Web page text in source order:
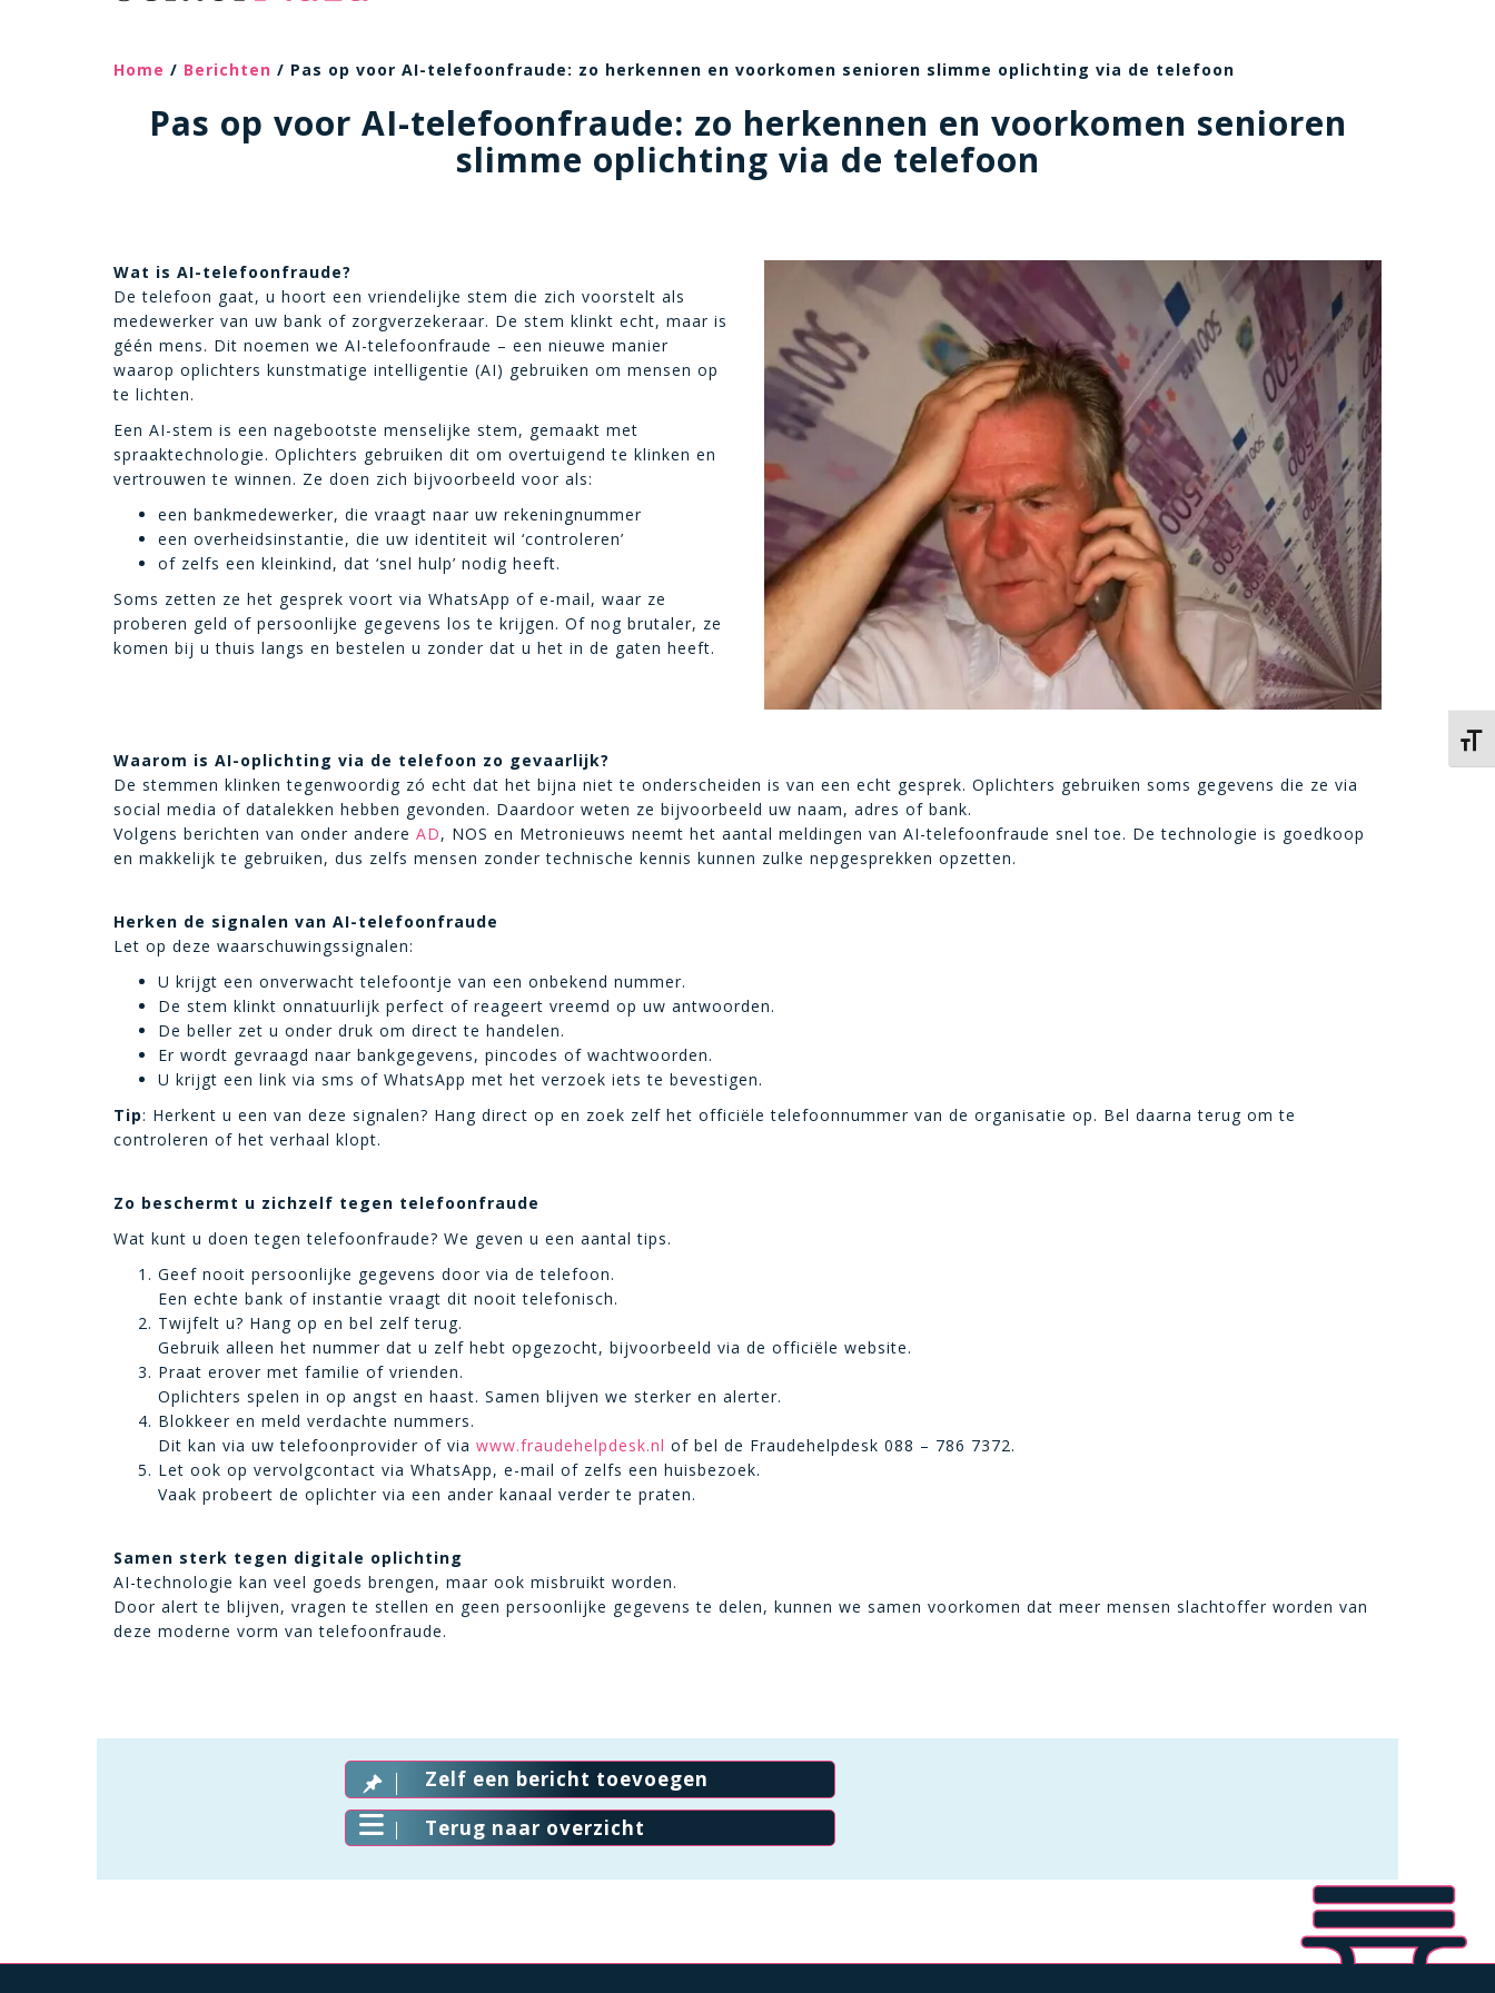
Home / Berichten / Pas op voor AI-telefoonfraude: zo herkennen en voorkomen senioren slimme oplichting via de telefoon
Pas op voor AI-telefoonfraude: zo herkennen en voorkomen senioren
slimme oplichting via de telefoon
Wat is AI-telefoonfraude?
De telefoon gaat, u hoort een vriendelijke stem die zich voorstelt als
medewerker van uw bank of zorgverzekeraar. De stem klinkt echt, maar is
géén mens. Dit noemen we AI-telefoonfraude – een nieuwe manier
waarop oplichters kunstmatige intelligentie (AI) gebruiken om mensen op
te lichten.
Een AI-stem is een nagebootste menselijke stem, gemaakt met
spraaktechnologie. Oplichters gebruiken dit om overtuigend te klinken en
vertrouwen te winnen. Ze doen zich bijvoorbeeld voor als:
een bankmedewerker, die vraagt naar uw rekeningnummer
een overheidsinstantie, die uw identiteit wil ‘controleren’
of zelfs een kleinkind, dat ‘snel hulp’ nodig heeft.
Soms zetten ze het gesprek voort via WhatsApp of e-mail, waar ze
proberen geld of persoonlijke gegevens los te krijgen. Of nog brutaler, ze
komen bij u thuis langs en bestelen u zonder dat u het in de gaten heeft.
Waarom is AI-oplichting via de telefoon zo gevaarlijk?
De stemmen klinken tegenwoordig zó echt dat het bijna niet te onderscheiden is van een echt gesprek. Oplichters gebruiken soms gegevens die ze via
social media of datalekken hebben gevonden. Daardoor weten ze bijvoorbeeld uw naam, adres of bank.
Volgens berichten van onder andere AD, NOS en Metronieuws neemt het aantal meldingen van AI-telefoonfraude snel toe. De technologie is goedkoop
en makkelijk te gebruiken, dus zelfs mensen zonder technische kennis kunnen zulke nepgesprekken opzetten.
Herken de signalen van AI-telefoonfraude
Let op deze waarschuwingssignalen:
U krijgt een onverwacht telefoontje van een onbekend nummer.
De stem klinkt onnatuurlijk perfect of reageert vreemd op uw antwoorden.
De beller zet u onder druk om direct te handelen.
Er wordt gevraagd naar bankgegevens, pincodes of wachtwoorden.
U krijgt een link via sms of WhatsApp met het verzoek iets te bevestigen.
Tip: Herkent u een van deze signalen? Hang direct op en zoek zelf het officiële telefoonnummer van de organisatie op. Bel daarna terug om te
controleren of het verhaal klopt.
Zo beschermt u zichzelf tegen telefoonfraude
Wat kunt u doen tegen telefoonfraude? We geven u een aantal tips.
Geef nooit persoonlijke gegevens door via de telefoon.
Een echte bank of instantie vraagt dit nooit telefonisch.
Twijfelt u? Hang op en bel zelf terug.
Gebruik alleen het nummer dat u zelf hebt opgezocht, bijvoorbeeld via de officiële website.
Praat erover met familie of vrienden.
Oplichters spelen in op angst en haast. Samen blijven we sterker en alerter.
Blokkeer en meld verdachte nummers.
Dit kan via uw telefoonprovider of via www.fraudehelpdesk.nl of bel de Fraudehelpdesk 088 – 786 7372.
Let ook op vervolgcontact via WhatsApp, e-mail of zelfs een huisbezoek.
Vaak probeert de oplichter via een ander kanaal verder te praten.
Samen sterk tegen digitale oplichting
AI-technologie kan veel goeds brengen, maar ook misbruikt worden.
Door alert te blijven, vragen te stellen en geen persoonlijke gegevens te delen, kunnen we samen voorkomen dat meer mensen slachtoffer worden van
deze moderne vorm van telefoonfraude.
Zelf een bericht toevoegen
Terug naar overzicht